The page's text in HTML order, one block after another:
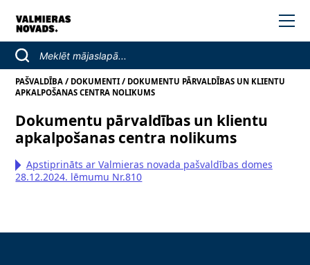
PAŠVALDĪBA / DOKUMENTI / DOKUMENTU PĀRVALDĪBAS UN KLIENTU
APKALPOŠANAS CENTRA NOLIKUMS
Dokumentu pārvaldības un klientu
apkalpošanas centra nolikums
Apstiprināts ar Valmieras novada pašvaldības domes
28.12.2024. lēmumu Nr.810